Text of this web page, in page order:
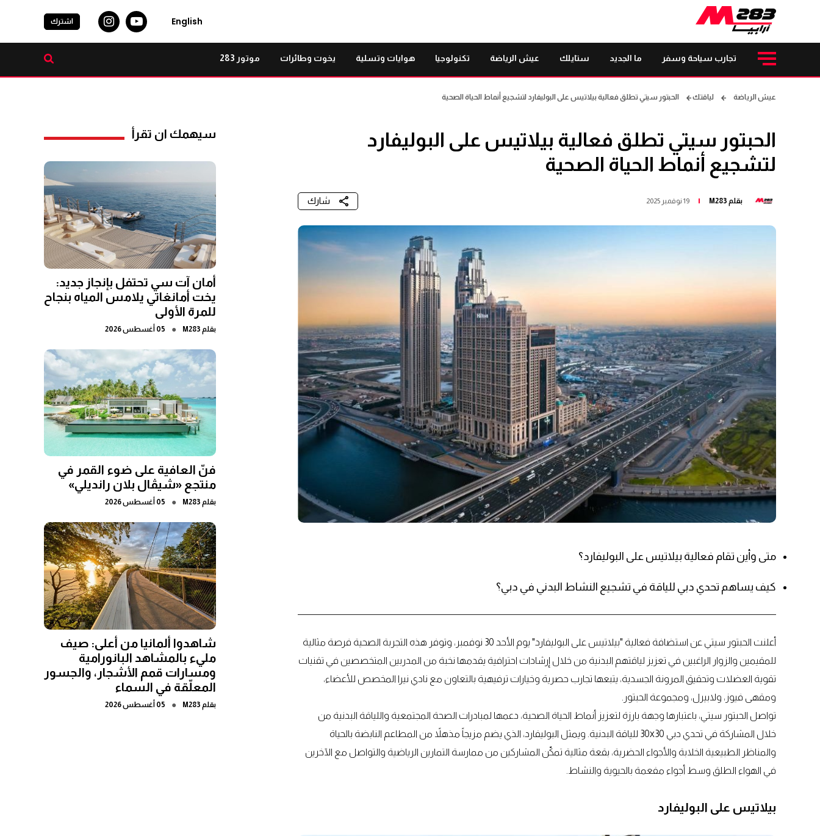
English اشترك
تجارب سياحة وسفر ما الجديد ستايلك عيش الرياضة تكنولوجيا هوايات وتسلية يخوت وطائرات موتور 283
عيش الرياضة لياقتك الحبتور سيتي تطلق فعالية بيلاتيس على البوليفارد لتشجيع أنماط الحياة الصحية
الحبتور سيتي تطلق فعالية بيلاتيس على البوليفارد
لتشجيع أنماط الحياة الصحية
بقلم M283 19 نوفمبر 2025 شارك
متى وأين تقام فعالية بيلاتيس على البوليفارد؟
كيف يساهم تحدي دبي للياقة في تشجيع النشاط البدني في دبي؟
أعلنت الحبتور سيتي عن استضافة فعالية "بيلاتيس على البوليفارد" يوم الأحد 30 نوفمبر، وتوفر هذه التجربة الصحية فرصة مثالية
للمقيمين والزوار الراغبين في تعزيز لياقتهم البدنية من خلال إرشادات احترافية يقدمها نخبة من المدربين المتخصصين في تقنيات
تقوية العضلات وتحقيق المرونة الجسدية، يتبعها تجارب حصرية وخيارات ترفيهية بالتعاون مع نادي نيرا المخصص للأعضاء،
ومقهى فيوز، ولابيرل، ومجموعة الحبتور.
تواصل الحبتور سيتي، باعتبارها وجهة بارزة لتعزيز أنماط الحياة الصحية، دعمها لمبادرات الصحة المجتمعية واللياقة البدنية من
خلال المشاركة في تحدي دبي 30x30 للياقة البدنية. ويمثل البوليفارد، الذي يضم مزيجاً مذهلاً من المطاعم النابضة بالحياة
والمناظر الطبيعية الخلابة والأجواء الحضرية، بقعة مثالية تمكّن المشاركين من ممارسة التمارين الرياضية والتواصل مع الآخرين
في الهواء الطلق وسط أجواء مفعمة بالحيوية والنشاط.
بيلاتيس على البوليفارد
سيهمك ان تقرأ
أمان آت سي تحتفل بإنجاز جديد:
يخت أمانغاتي يلامس المياه بنجاح
للمرة الأولى
بقلم M283
● 05 أغسطس 2026
فنّ العافية على ضوء القمر في
منتجع «شيڤال بلان رانديلي»
بقلم M283
● 05 أغسطس 2026
شاهدوا ألمانيا من أعلى: صيف
مليء بالمشاهد البانورامية
ومسارات قمم الأشجار، والجسور
المعلّقة في السماء
بقلم M283
● 05 أغسطس 2026